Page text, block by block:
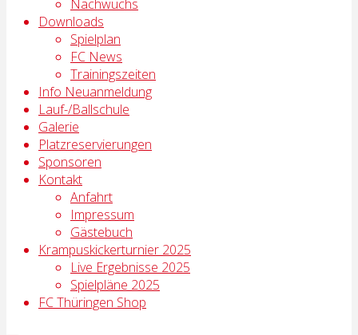
Nachwuchs
Downloads
Spielplan
FC News
Trainingszeiten
Info Neuanmeldung
Lauf-/Ballschule
Galerie
Platzreservierungen
Sponsoren
Kontakt
Anfahrt
Impressum
Gästebuch
Krampuskickerturnier 2025
Live Ergebnisse 2025
Spielpläne 2025
FC Thüringen Shop